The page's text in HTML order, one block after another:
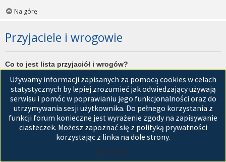
Na górę
Przyjaciele i wrogowie
Co to jest lista przyjaciół i wrogów?
użytkowników witryny. Użytkownicy dodani do listy przyjaciół będą
wyświetleni na karciePrzyjacieleznajdującej się w panelu
zarządzania kontem. Z tego poziomu można szybko sprawdzić ich
status, a także wysłać prywatną wiadomość. Zależnie od
używanego stylu witryny, posty tych użytkowników mogą być
wyróżniane. Jeśli użytkownik zostanie dodany do listy wrogów,
Używamy informacji zapisanych za pomocą cookies w celach
statystycznych by lepiej zrozumieć jak odwiedzający używają
serwisu i pomóc w poprawianiu jego funkcjonalności oraz do
utrzymywania sesji użytkownika. Do pełnego korzystania z
funkcji forum konieczne jest wyrażenie zgody na zapisywanie
ciasteczek. Możesz zapoznać się z polityką prywatności
korzystając z linka na dole strony.
Akceptuję